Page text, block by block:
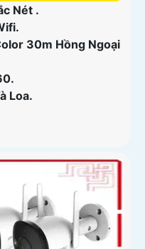
Nét .
30m Hồng Ngoại
Loa.